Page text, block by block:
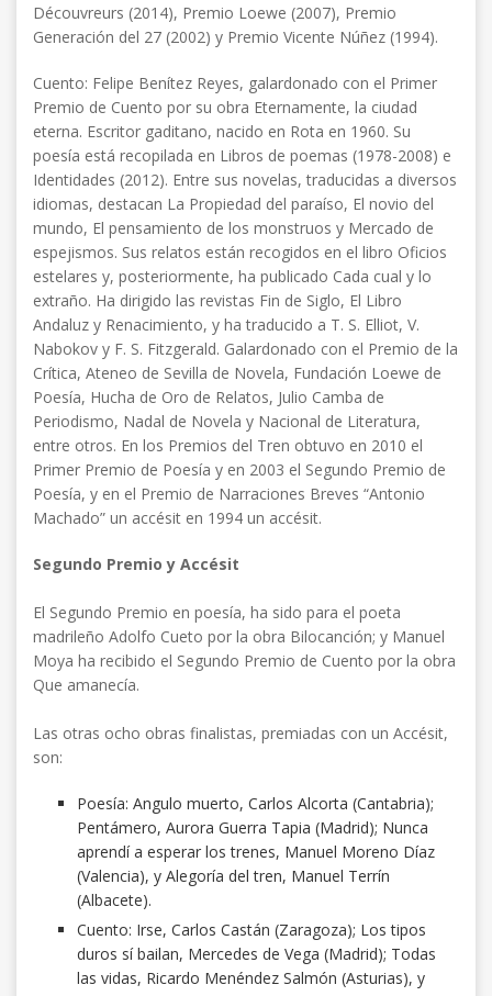
Découvreurs (2014), Premio Loewe (2007), Premio
Generación del 27 (2002) y Premio Vicente Núñez (1994).
Cuento: Felipe Benítez Reyes, galardonado con el Primer
Premio de Cuento por su obra Eternamente, la ciudad
eterna. Escritor gaditano, nacido en Rota en 1960. Su
poesía está recopilada en Libros de poemas (1978-2008) e
Identidades (2012). Entre sus novelas, traducidas a diversos
idiomas, destacan La Propiedad del paraíso, El novio del
mundo, El pensamiento de los monstruos y Mercado de
espejismos. Sus relatos están recogidos en el libro Oficios
estelares y, posteriormente, ha publicado Cada cual y lo
extraño. Ha dirigido las revistas Fin de Siglo, El Libro
Andaluz y Renacimiento, y ha traducido a T. S. Elliot, V.
Nabokov y F. S. Fitzgerald. Galardonado con el Premio de la
Crítica, Ateneo de Sevilla de Novela, Fundación Loewe de
Poesía, Hucha de Oro de Relatos, Julio Camba de
Periodismo, Nadal de Novela y Nacional de Literatura,
entre otros. En los Premios del Tren obtuvo en 2010 el
Primer Premio de Poesía y en 2003 el Segundo Premio de
Poesía, y en el Premio de Narraciones Breves “Antonio
Machado” un accésit en 1994 un accésit.
Segundo Premio y Accésit
El Segundo Premio en poesía, ha sido para el poeta
madrileño Adolfo Cueto por la obra Bilocanción; y Manuel
Moya ha recibido el Segundo Premio de Cuento por la obra
Que amanecía.
Las otras ocho obras finalistas, premiadas con un Accésit,
son:
Poesía: Angulo muerto, Carlos Alcorta (Cantabria);
Pentámero, Aurora Guerra Tapia (Madrid); Nunca
aprendí a esperar los trenes, Manuel Moreno Díaz
(Valencia), y Alegoría del tren, Manuel Terrín
(Albacete).
Cuento: Irse, Carlos Castán (Zaragoza); Los tipos
duros sí bailan, Mercedes de Vega (Madrid); Todas
las vidas, Ricardo Menéndez Salmón (Asturias), y